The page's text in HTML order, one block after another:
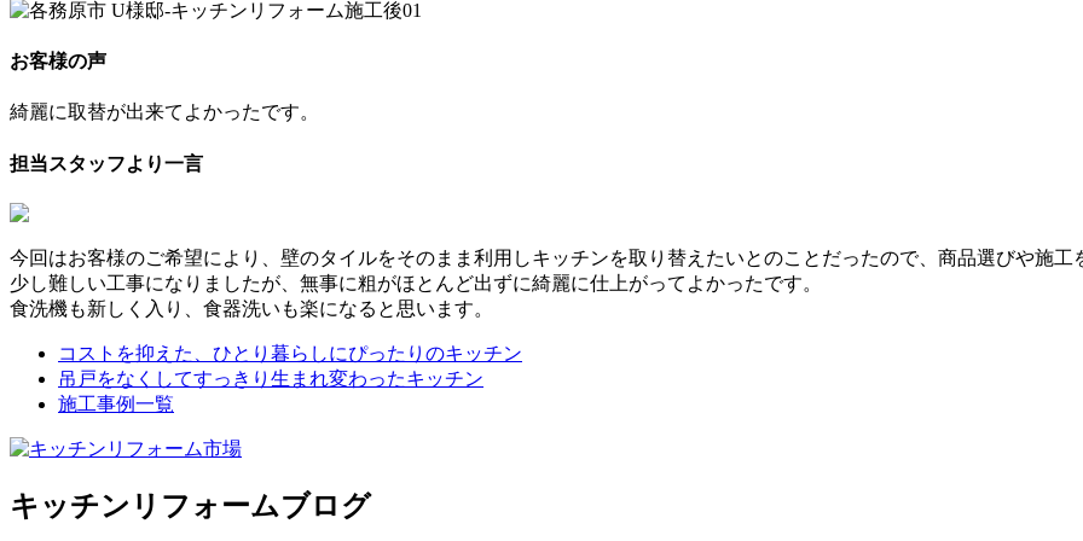
お客様の声
綺麗に取替が出来てよかったです。
担当スタッフより一言
今回はお客様のご希望により、壁のタイルをそのまま利用しキッチンを取り替えたいとのことだったので、商品選びや施工
少し難しい工事になりましたが、無事に粗がほとんど出ずに綺麗に仕上がってよかったです。
食洗機も新しく入り、食器洗いも楽になると思います。
コストを抑えた、ひとり暮らしにぴったりのキッチン
吊戸をなくしてすっきり生まれ変わったキッチン
施工事例一覧
キッチンリフォームブログ